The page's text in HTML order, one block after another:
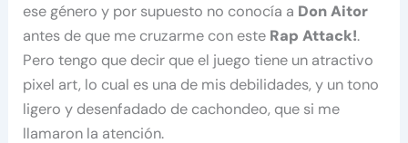
ese género y por supuesto no conocía a Don Aitor
antes de que me cruzarme con este Rap Attack!.
Pero tengo que decir que el juego tiene un atractivo
pixel art, lo cual es una de mis debilidades, y un tono
ligero y desenfadado de cachondeo, que si me
llamaron la atención.